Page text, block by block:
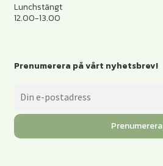
Lunchstängt
12.00-13.00
Prenumerera på vårt nyhetsbrev!
Prenumerera